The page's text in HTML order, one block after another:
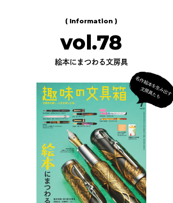
( Information )
vol.78
絵本にまつわる文房具
名
作
絵
本
を
生
み
出
す
文
房
具
た
ち